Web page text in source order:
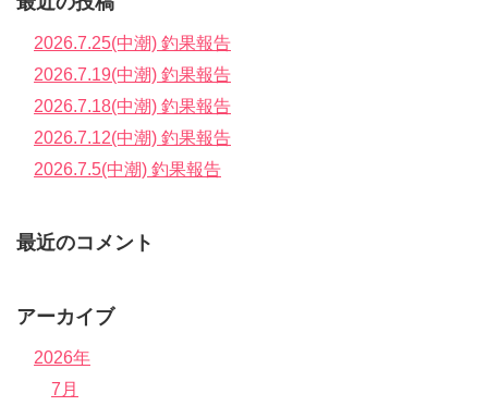
2026.7.25(中潮) 釣果報告
2026.7.19(中潮) 釣果報告
2026.7.18(中潮) 釣果報告
2026.7.12(中潮) 釣果報告
2026.7.5(中潮) 釣果報告
最近のコメント
アーカイブ
2026年
7月